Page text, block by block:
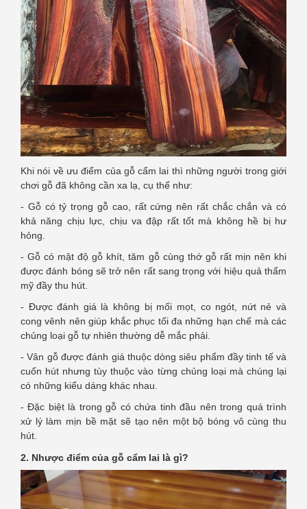
Khi nói về ưu điểm của gỗ cẩm lai thì những người trong giới
chơi gỗ đã không cần xa lạ, cụ thể như:
- Gỗ có tỷ trọng gỗ cao, rất cứng nên rất chắc chắn và có
khả năng chịu lực, chịu va đập rất tốt mà không hề bị hư
hỏng.
- Gỗ có mật độ gỗ khít, tăm gỗ cùng thớ gỗ rất mịn nên khi
được đánh bóng sẽ trở nên rất sang trọng với hiệu quả thẩm
mỹ đầy thu hút.
- Được đánh giá là không bị mối mọt, co ngót, nứt nẻ và
cong vênh nên giúp khắc phục tối đa những hạn chế mà các
chủng loại gỗ tự nhiên thường dễ mắc phải.
- Vân gỗ được đánh giá thuộc dòng siêu phẩm đầy tinh tế và
cuốn hút nhưng tùy thuộc vào từng chủng loại mà chúng lại
có những kiểu dáng khác nhau.
- Đặc biệt là trong gỗ có chứa tinh đầu nên trong quá trình
xử lý làm mịn bề mặt sẽ tạo nên một bộ bóng vô cùng thu
hút.
2. Nhược điểm của gỗ cẩm lai là gì?